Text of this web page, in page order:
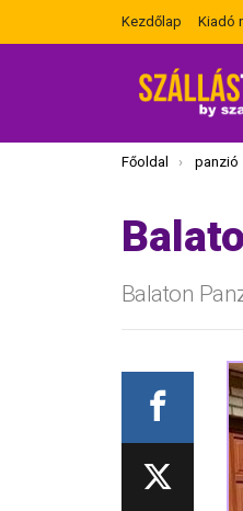
Kezdőlap Kiadó
Itt vagy most:
Főoldal panzió
Balaton